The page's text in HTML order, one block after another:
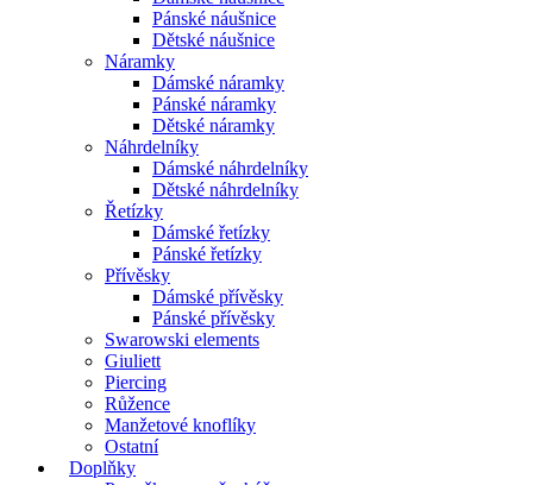
Pánské náušnice
Dětské náušnice
Náramky
Dámské náramky
Pánské náramky
Dětské náramky
Náhrdelníky
Dámské náhrdelníky
Dětské náhrdelníky
Řetízky
Dámské řetízky
Pánské řetízky
Přívěsky
Dámské přívěsky
Pánské přívěsky
Swarowski elements
Giuliett
Piercing
Růžence
Manžetové knoflíky
Ostatní
Doplňky